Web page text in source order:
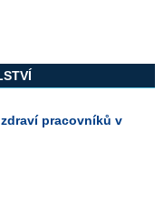
pracovníků v